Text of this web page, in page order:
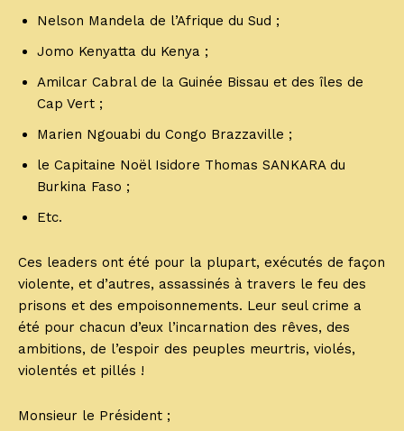
Nelson Mandela de l’Afrique du Sud ;
Jomo Kenyatta du Kenya ;
Amilcar Cabral de la Guinée Bissau et des îles de
Cap Vert ;
Marien Ngouabi du Congo Brazzaville ;
le Capitaine Noël Isidore Thomas SANKARA du
Burkina Faso ;
Etc.
Ces leaders ont été pour la plupart, exécutés de façon
violente, et d’autres, assassinés à travers le feu des
prisons et des empoisonnements. Leur seul crime a
été pour chacun d’eux l’incarnation des rêves, des
ambitions, de l’espoir des peuples meurtris, violés,
violentés et pillés !
Monsieur le Président ;